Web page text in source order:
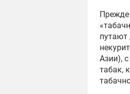
Прежде
Азии),
табак,